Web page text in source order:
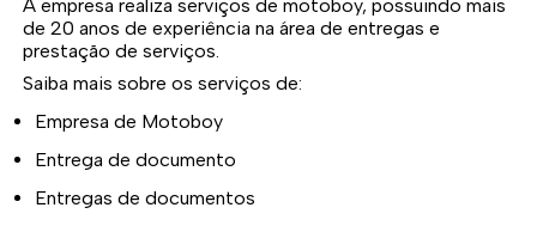
A empresa realiza serviços de motoboy, possuindo mais
de 20 anos de experiência na área de entregas e
prestação de serviços.
Saiba mais sobre os serviços de:
Empresa de Motoboy
Entrega de documento
Entregas de documentos